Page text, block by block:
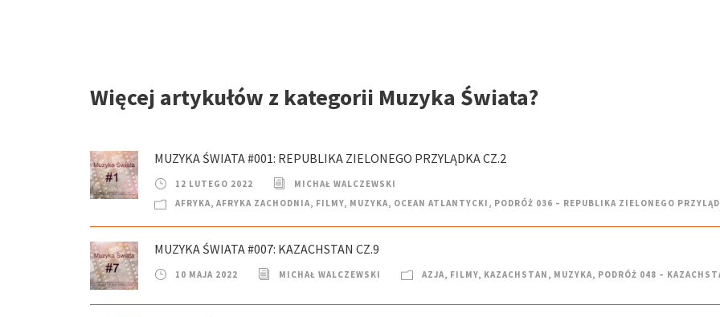
Więcej artykułów z kategorii Muzyka Świata?
MUZYKA ŚWIATA #001: REPUBLIKA ZIELONEGO PRZYLĄDKA CZ.2
12 LUTEGO 2022
MICHAŁ WALCZEWSKI
AFRYKA, AFRYKA ZACHODNIA, FILMY, MUZYKA, OCEAN ATLANTYCKI , PODRÓŻ 036 – REPUBLIKA ZIELONEGO
MUZYKA ŚWIATA #007: KAZACHSTAN CZ.9
10 MAJA 2022 MICHAŁ WALCZEWSKI AZJA, FILMY, KAZACHSTAN , MUZYKA, PODRÓŻ 048 –